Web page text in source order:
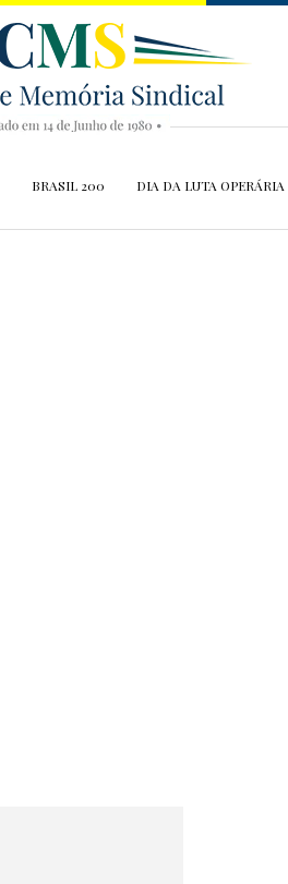
BRASIL 200 DIA DA LUTA OPERÁRIA